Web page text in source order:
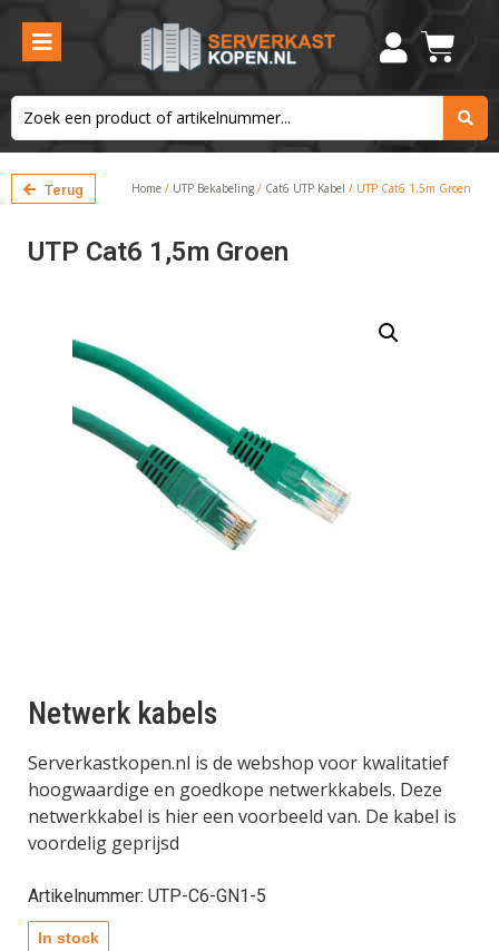
Terug Home / UTP Bekabeling / Cat6 UTP Kabel / UTP Cat6 1,5m Groen
UTP Cat6 1,5m Groen
Netwerk kabels
Serverkastkopen.nl is de webshop voor kwalitatief
hoogwaardige en goedkope netwerkkabels. Deze
netwerkkabel is hier een voorbeeld van. De kabel is
voordelig geprijsd
Artikelnummer: UTP-C6-GN1-5
In stock